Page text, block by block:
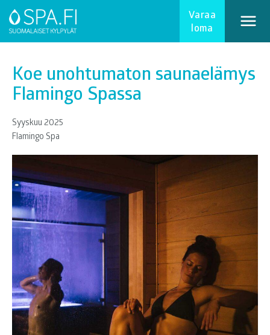
Varaa
loma
Koe unohtumaton saunaelämys
Flamingo Spassa
Syyskuu 2025
Flamingo Spa